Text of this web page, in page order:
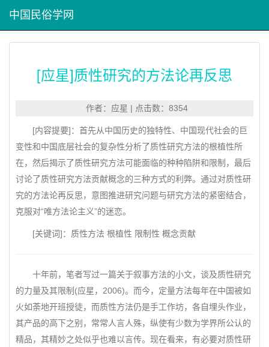
中国民俗学网
[应星]质性研究的方法论再反思
作者：应星 | 点击数：8354
[内容提要]：首先从中国历史的独特性、中国现代社会的巨
变性和中国底层社会的复杂性分析了质性研究方法的根植性所
在，然后揭示了质性研究方法可能面临的种种陷阱和限制，最后
讨论了质性研究方法贡献概念的三种方式的利弊。通过对质性研
究的方法论再反思，意图推进研究问题与研究方法的紧密结合，
克服对“唯方法论主义”的迷恋。
[关键词]：质性方法 根植性 限制性 概念贡献
十年前，笔者写过一篇关于叙事方法的小文，谈及质性研究
的力量及其限制(应星，2006)。而今，定量方法每年在中国被如
火如荼地开班授徒，而质性方法仍是手工作坊，各自埋头作业，
其产品的高下之别，常常人言人殊，纵使有少数为学界所公认的
精品，其精妙之处似乎也难以言传。现在看来，有必要对质性研